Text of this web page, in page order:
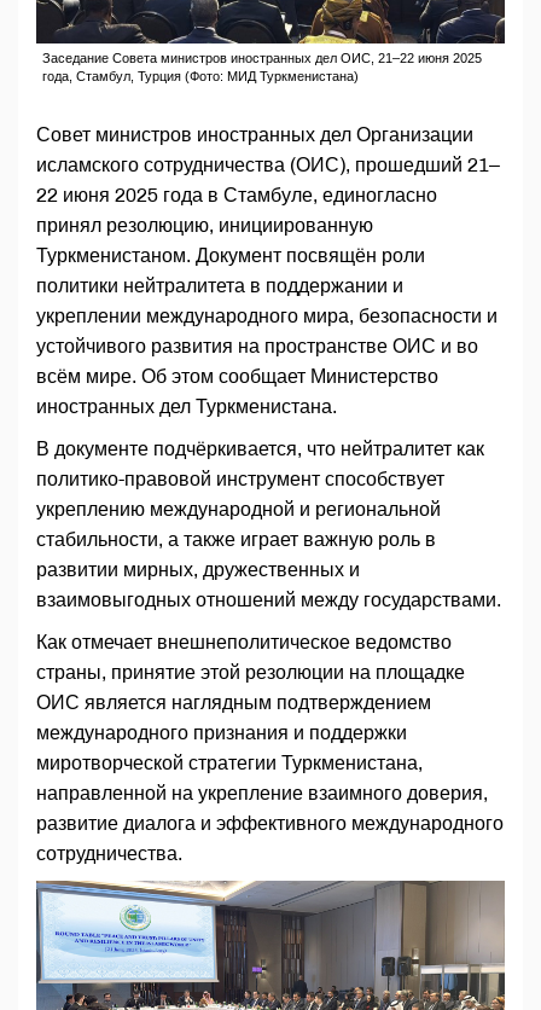
Заседание Совета министров иностранных дел ОИС, 21–22 июня 2025
года, Стамбул, Турция (Фото: МИД Туркменистана)
Совет министров иностранных дел Организации
исламского сотрудничества (ОИС), прошедший 21–
22 июня 2025 года в Стамбуле, единогласно
принял резолюцию, инициированную
Туркменистаном. Документ посвящён роли
политики нейтралитета в поддержании и
укреплении международного мира, безопасности и
устойчивого развития на пространстве ОИС и во
всём мире. Об этом сообщает Министерство
иностранных дел Туркменистана.
В документе подчёркивается, что нейтралитет как
политико-правовой инструмент способствует
укреплению международной и региональной
стабильности, а также играет важную роль в
развитии мирных, дружественных и
взаимовыгодных отношений между государствами.
Как отмечает внешнеполитическое ведомство
страны, принятие этой резолюции на площадке
ОИС является наглядным подтверждением
международного признания и поддержки
миротворческой стратегии Туркменистана,
направленной на укрепление взаимного доверия,
развитие диалога и эффективного международного
сотрудничества.